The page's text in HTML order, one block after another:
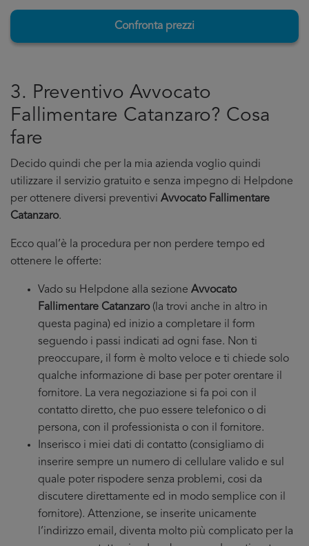
Confronta prezzi
3. Preventivo Avvocato
Fallimentare Catanzaro? Cosa
fare
Decido quindi che per la mia azienda voglio quindi
utilizzare il servizio gratuito e senza impegno di Helpdone
per ottenere diversi preventivi Avvocato Fallimentare
Catanzaro.
Ecco qual’è la procedura per non perdere tempo ed
ottenere le offerte:
Vado su Helpdone alla sezione Avvocato
Fallimentare Catanzaro(la trovi anche in altro in
questa pagina) ed inizio a completare il form
seguendo i passi indicati ad ogni fase. Non ti
preoccupare, il form è molto veloce e ti chiede solo
qualche informazione di base per poter orentare il
fornitore. La vera negoziazione si fa poi con il
contatto diretto, che puo essere telefonico o di
persona, con il professionista o con il fornitore.
Inserisco i miei dati di contatto (consigliamo di
inserire sempre un numero di cellulare valido e sul
quale poter rispodere senza problemi, cosi da
discutere direttamente ed in modo semplice con il
fornitore). Attenzione, se inserite unicamente
l’indirizzo email, diventa molto più complicato per la